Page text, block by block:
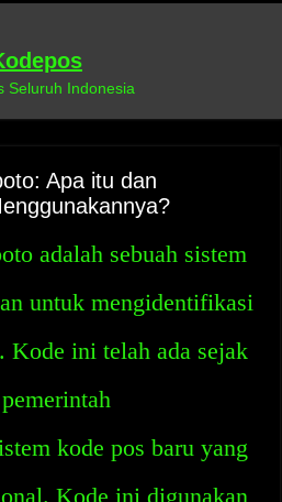
Seluruh Indonesia
Apa itu dan
adalah sebuah sistem
untuk mengidentifikasi
Kode ini telah ada sejak
kode pos baru yang
Kode ini digunakan